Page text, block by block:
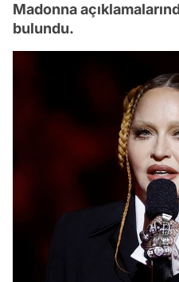
Madonna
bulundu.